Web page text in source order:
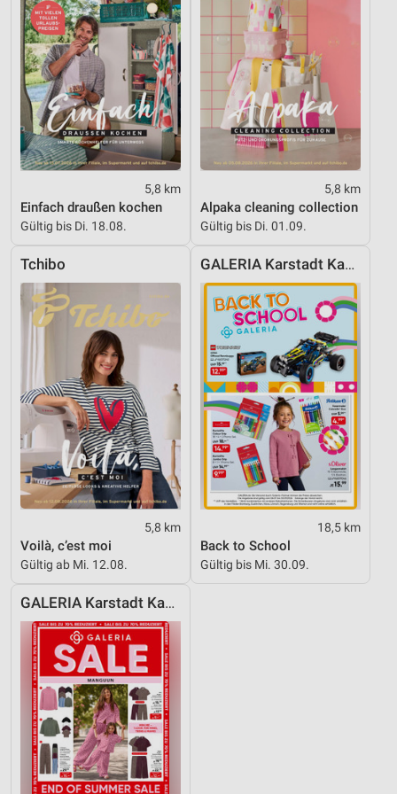
5,8 km
Einfach draußen kochen
Gültig bis Di. 18.08.
5,8 km
Alpaka cleaning collection
Gültig bis Di. 01.09.
Tchibo
5,8 km
Voilà, c’est moi
Gültig ab Mi. 12.08.
GALERIA Karstadt Kaufhof
18,5 km
Back to School
Gültig bis Mi. 30.09.
GALERIA Karstadt Kaufhof